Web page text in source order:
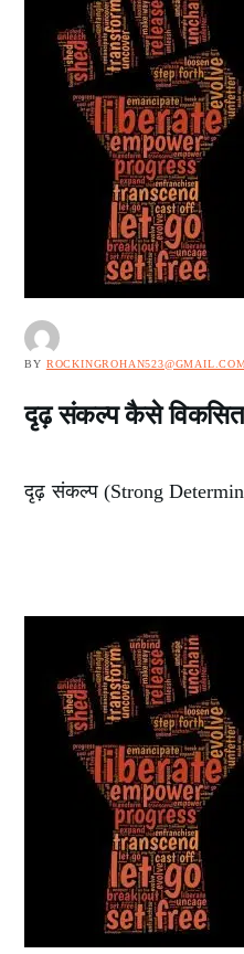
BY
दृढ़ संकल्प कैसे
दृढ़ संकल्प (Strong